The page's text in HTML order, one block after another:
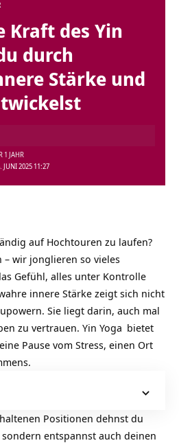
Kraft des Yin
durch
Stärke und
JUNI 2025 11:27
1 JAHR
auf Hochtouren zu laufen?
– wir jonglieren so vieles
Gefühl, alles unter Kontrolle
innere Stärke zeigt sich nicht
Sie liegt darin, auch mal
zu vertrauen. Yin Yoga bietet
Pause vom Stress, einen Ort
Positionen dehnst du
entspannst auch deinen